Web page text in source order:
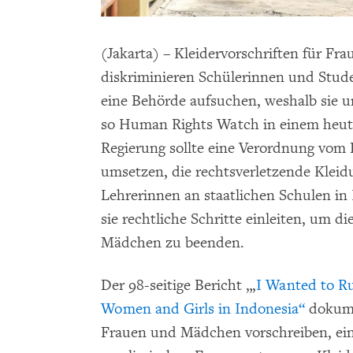
(Jakarta) – Kleidervorschriften für
diskriminieren Schülerinnen und
eine Behörde aufsuchen, weshalb sie
so Human Rights Watch in einem
Regierung sollte eine Verordnung
umsetzen, die rechtsverletzende
Lehrerinnen an staatlichen Schulen
sie rechtliche Schritte einleiten, um
Mädchen zu beenden.
Der 98-seitige Bericht „‚I Wanted to
Women and Girls in Indonesia“
Frauen und Mädchen vorschreiben,